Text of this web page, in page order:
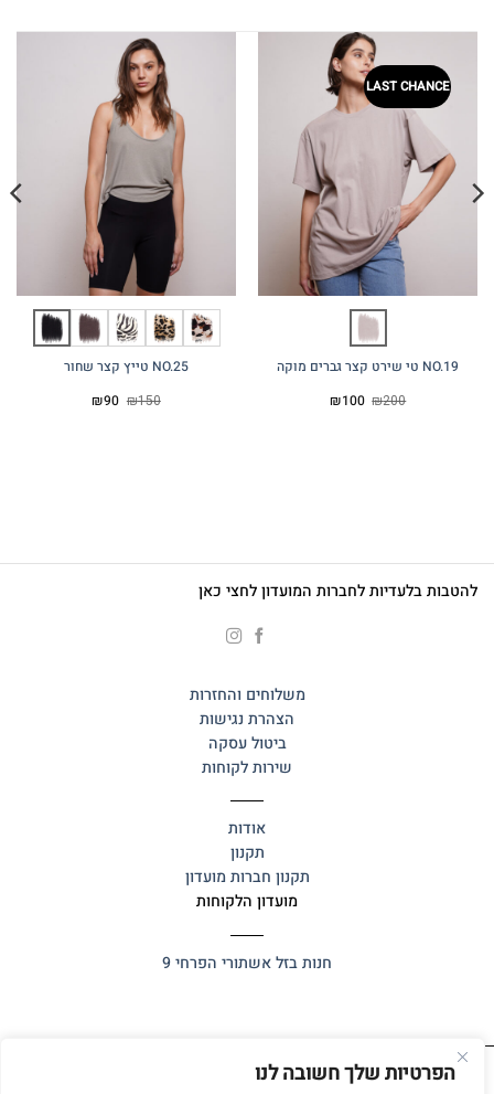
הפרטיות שלך חשובה לנו
LAST CHANCE
NO.19 טי שירט קצר גברים מוקה
₪200 המחיר
₪100 המחיר
NO.25 טייץ קצר שחור
₪150 המחיר
₪90 המחיר
להטבות בלעדיות לחברות המועדון לחצי כאן
משלוחים והחזרות
הצהרת נגישות
ביטול עסקה
שירות לקוחות
אודות
תקנון
תקנון חברות מועדון
מועדון הלקוחות
חנות בזלאשתורי הפרחי 9